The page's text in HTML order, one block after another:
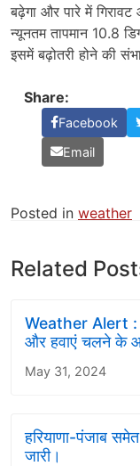
बढ़ेगा और पारे में
न्यूनतम तापमान 10.8
इसमें बढ़ोतरी होने की
Share:
Facebook
Email
Posted in weather
Related
Weather Alert :
और हवाएं चलने के
May 31, 2024
हरियाणा-पंजाब
जारी।